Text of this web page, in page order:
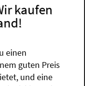
kaufen
einen
guten Preis
und eine